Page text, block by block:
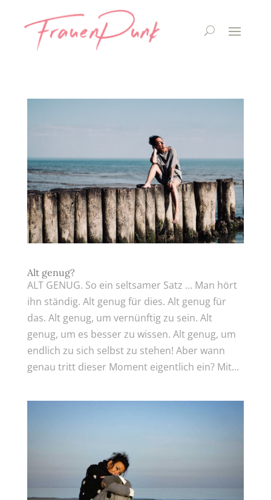
Alt genug?
ALT GENUG. So ein seltsamer Satz … Man hört
ihn ständig. Alt genug für dies. Alt genug für
das. Alt genug, um vernünftig zu sein. Alt
genug, um es besser zu wissen. Alt genug, um
endlich zu sich selbst zu stehen! Aber wann
genau tritt dieser Moment eigentlich ein? Mit...